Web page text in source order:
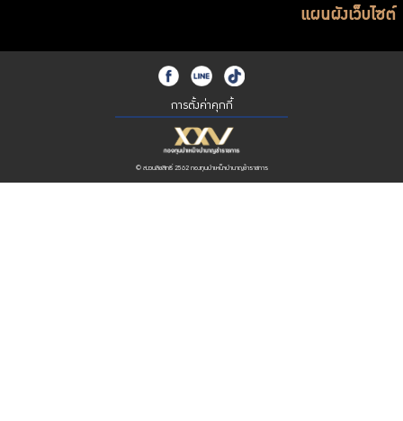
แผนผังเว็บไซต์
การตั้งค่าคุกกี้
© สงวนลิขสิทธิ์ 2562 กองทุนบำเหน็จบำนาญข้าราชการ